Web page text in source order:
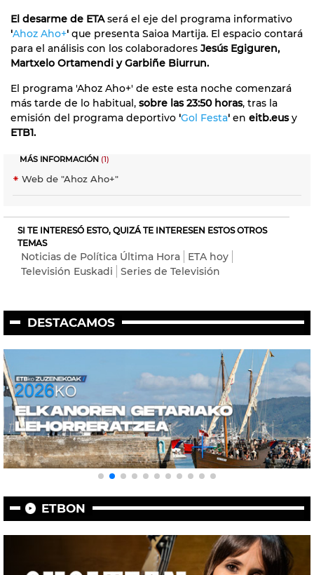
El desarme de ETAserá el eje del programa informativo
'Ahoz Aho+' que presenta Saioa Martija. El espacio contará
para el análisis con los colaboradores Jesús Egiguren,
Martxelo Ortamendi y Garbiñe Biurrun.
El programa 'Ahoz Aho+' de este esta noche comenzará
más tarde de lo habitual, sobre las 23:50 horas, tras la
emisión del programa deportivo 'Gol Festa' en eitb.eusy
ETB1.
MÁS INFORMACIÓN (1)
Web de "Ahoz Aho+"
SI TE INTERESÓ ESTO, QUIZÁ TE INTERESEN ESTOS OTROS
TEMAS
Noticias de Política Última Hora
ETA hoy
Televisión Euskadi
Series de Televisión
DESTACAMOS
ETBON